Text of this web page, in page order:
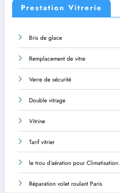
Prestation Vitrerie
Bris de glace
Remplacement de vitre
Verre de sécurité
Double vitrage
Vitrine
Tarif vitrier
le trou d’aération pour Climatisation.
Réparation volet roulant Paris